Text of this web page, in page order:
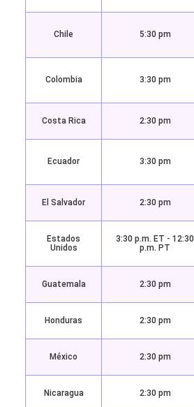
Chile 5:30 pm
Colombia 3:30 pm
Costa Rica 2:30 pm
Ecuador 3:30 pm
El Salvador 2:30 pm
Estados
Unidos
3:30 p.m. ET - 12:30
p.m. PT
Guatemala 2:30 pm
Honduras 2:30 pm
México 2:30 pm
Nicaragua 2:30 pm